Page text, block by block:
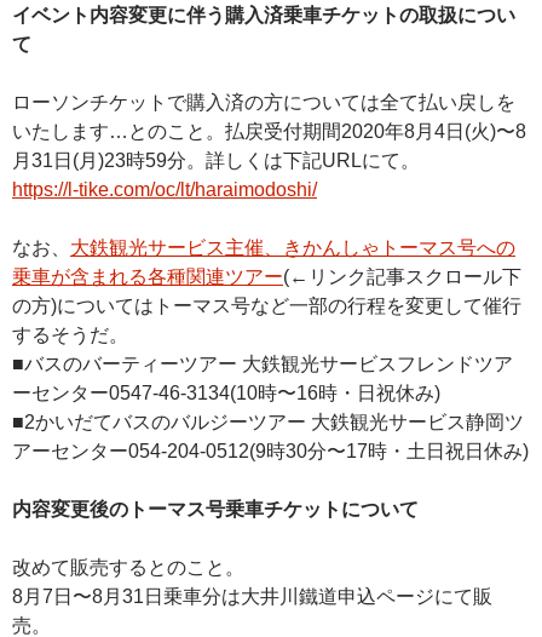
イベント内容変更に伴う購入済乗車チケットの取扱につい
て
ローソンチケットで購入済の方については全て払い戻しを
いたします…とのこと。払戻受付期間2020年8月4日(火)〜8
月31日(月)23時59分。詳しくは下記URLにて。
https://l-tike.com/oc/lt/haraimodoshi/
なお、 大鉄観光サービス主催、きかんしゃトーマス号への
乗車が含まれる各種関連ツアー(←リンク記事スクロール下
の方)についてはトーマス号など一部の行程を変更して催行
するそうだ。
■バスのバーティーツアー 大鉄観光サービスフレンドツア
ーセンター0547-46-3134(10時〜16時・日祝休み)
■2かいだてバスのバルジーツアー 大鉄観光サービス静岡ツ
アーセンター054-204-0512(9時30分〜17時・土日祝日休み)
内容変更後のトーマス号乗車チケットについて
改めて販売するとのこと。
8月7日〜8月31日乗車分は大井川鐵道申込ページにて販
売。